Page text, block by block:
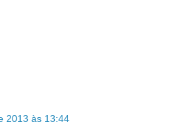
2013 às 13:44